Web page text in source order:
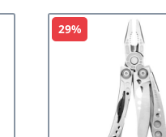
29%